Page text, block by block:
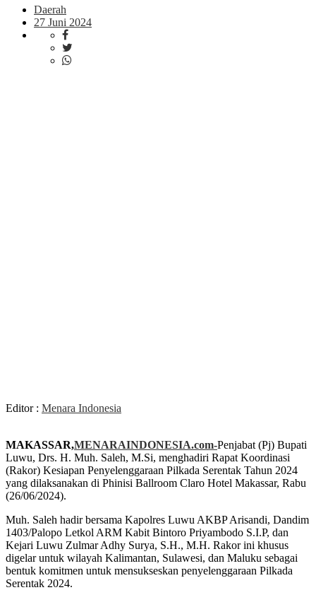
Daerah
27 Juni 2024
Editor : Menara Indonesia
MAKASSAR,MENARAINDONESIA.com-Penjabat (Pj) Bupati
Luwu, Drs. H. Muh. Saleh, M.Si, menghadiri Rapat Koordinasi
(Rakor) Kesiapan Penyelenggaraan Pilkada Serentak Tahun 2024
yang dilaksanakan di Phinisi Ballroom Claro Hotel Makassar, Rabu
(26/06/2024).
Muh. Saleh hadir bersama Kapolres Luwu AKBP Arisandi, Dandim
1403/Palopo Letkol ARM Kabit Bintoro Priyambodo S.I.P, dan
Kejari Luwu Zulmar Adhy Surya, S.H., M.H. Rakor ini khusus
digelar untuk wilayah Kalimantan, Sulawesi, dan Maluku sebagai
bentuk komitmen untuk mensukseskan penyelenggaraan Pilkada
Serentak 2024.